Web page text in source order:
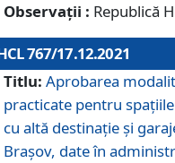
Observații : Republică
767/17.12.2021
Titlu: Aprobarea
practicate pentru
cu altă destinaţie şi
Braşov, date în